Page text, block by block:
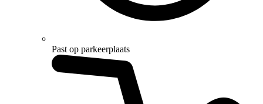
Past op parkeerplaats